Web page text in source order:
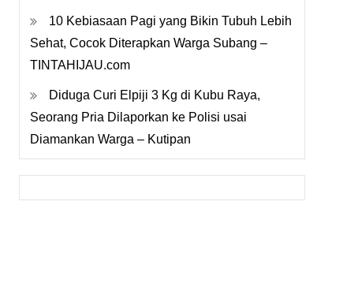
10 Kebiasaan Pagi yang Bikin Tubuh Lebih
Sehat, Cocok Diterapkan Warga Subang –
TINTAHIJAU.com
Diduga Curi Elpiji 3 Kg di Kubu Raya,
Seorang Pria Dilaporkan ke Polisi usai
Diamankan Warga – Kutipan